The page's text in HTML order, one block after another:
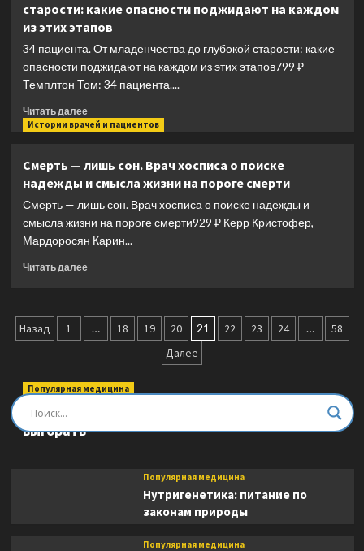
по
телу
человека
старости: какие опасности поджидают на каждом
из этих этапов
34 пациента. От младенчества до глубокой старости: какие
опасности поджидают на каждом из этих этапов799 ₽
Темплтон Том: 34 пациента....
Читать далееПрочитать
больше
пациента.
От
младенчества
глубокой
старости:
какие
каждом
из
Истории врачей и пациентов
Смерть — лишь сон. Врач хосписа о поиске
надежды и смысла жизни на пороге смерти
Смерть — лишь сон. Врач хосписа о поиске надежды и
смысла жизни на пороге смерти929 ₽ Керр Кристофер,
Мардоросян Карин...
Читать далееПрочитать
лишь
хосписа
надежды
Пагинация
Назад 1 … 18 19 20 21 22 23 24 …
58
Далее
Популярная медицина
Быть врачом. Как помогать, развиваться и не
выгорать
Популярная медицина
Нутригенетика: питание по
законам природы
Популярная медицина